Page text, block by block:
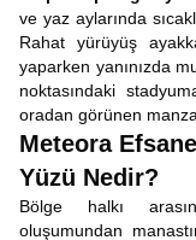
ve yaz aylarında
Rahat yürüyüş
yaparken yanınızda
noktasındaki
oradan görünen
Meteora
Yüzü Nedir?
Bölge halkı
oluşumundan